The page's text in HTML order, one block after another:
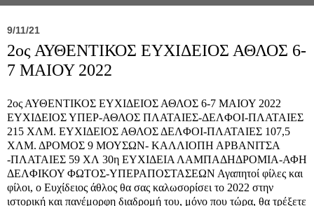
9/11/21
2oς ΑΥΘΕΝΤΙΚΟΣ ΕΥΧΙΔΕΙΟΣ ΑΘΛΟΣ 6-
7 ΜΑΙΟΥ 2022
2oς ΑΥΘΕΝΤΙΚΟΣ ΕΥΧΙΔΕΙΟΣ ΑΘΛΟΣ 6-7 ΜΑΙΟΥ 2022
ΕΥΧΙΔΕΙΟΣ ΥΠΕΡ-ΑΘΛΟΣ ΠΛΑΤΑΙΕΣ-ΔΕΛΦΟΙ-ΠΛΑΤΑΙΕΣ
215 ΧΛΜ. ΕΥΧΙΔΕΙΟΣ ΑΘΛΟΣ ΔΕΛΦΟΙ-ΠΛΑΤΑΙΕΣ 107,5
ΧΛΜ. ΔΡΟΜΟΣ 9 ΜΟΥΣΩΝ- ΚΑΛΛΙΟΠΗ ΑΡΒΑΝΙΤΣΑ
-ΠΛΑΤΑΙΕΣ 59 ΧΛ 30η ΕΥΧΙΔΕΙΑ ΛΑΜΠΑΔΗΔΡΟΜΙΑ-ΑΦΗ
ΔΕΛΦΙΚΟΥ ΦΩΤΟΣ-ΥΠΕΡΑΠΟΣΤΑΣΕΩΝ Αγαπητοί φίλες και
φίλοι, ο Ευχίδειος άθλος θα σας καλωσορίσει το 2022 στην
ιστορική και πανέμορφη διαδρομή του, μόνο που τώρα, θα τρέξετε